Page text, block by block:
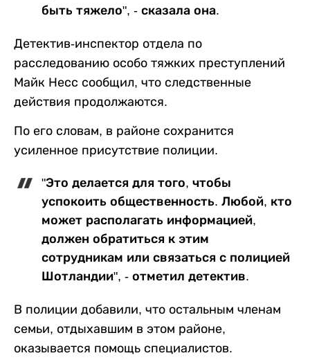
быть тяжело", - сказала она.
Детектив-инспектор отдела по
расследованию особо тяжких преступлений
Майк Несс сообщил, что следственные
действия продолжаются.
По его словам, в районе сохранится
усиленное присутствие полиции.
"Это делается для того, чтобы
успокоить общественность. Любой, кто
может располагать информацией,
должен обратиться к этим
сотрудникам или связаться с полицией
Шотландии", - отметил детектив.
В полиции добавили, что остальным членам
семьи, отдыхавшим в этом районе,
оказывается помощь специалистов.